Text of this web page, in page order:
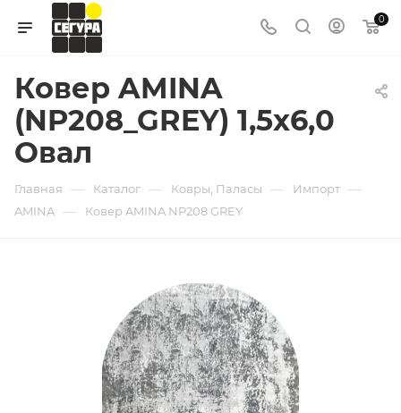
0
Ковер AMINA
(NP208_GREY) 1,5х6,0
Овал
Главная — Каталог — Ковры, Паласы — Импорт —
AMINA — Ковер AMINA NP208 GREY